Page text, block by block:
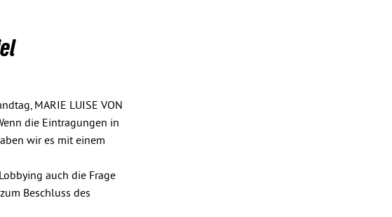
MARIE LUISE VON
die Eintragungen in
wir es mit einem
auch die Frage
Beschluss des